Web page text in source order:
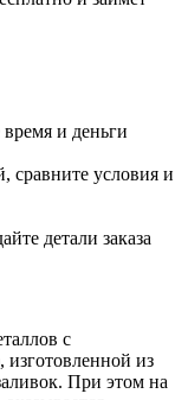
и деньги
сравните условия и
детали заказа
с
из
При этом на